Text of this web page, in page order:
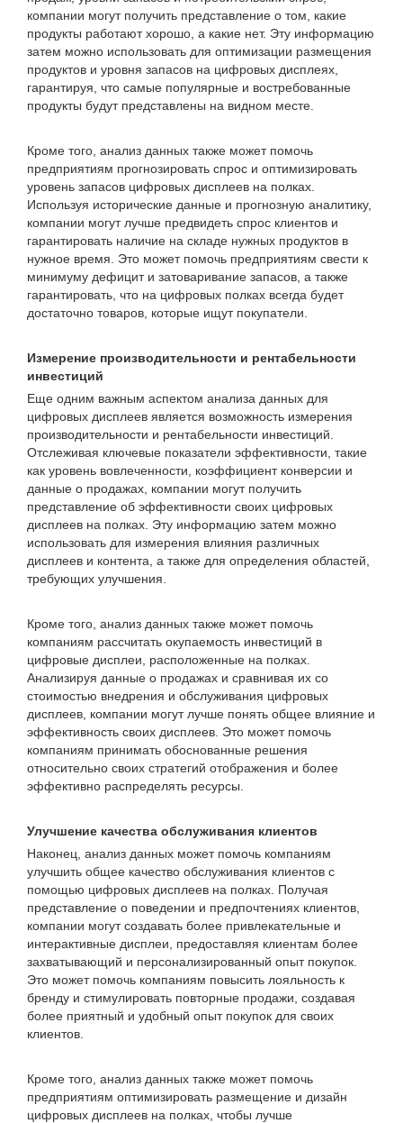
компании могут получить представление о том, какие
продукты работают хорошо, а какие нет. Эту информацию
затем можно использовать для оптимизации размещения
продуктов и уровня запасов на цифровых дисплеях,
гарантируя, что самые популярные и востребованные
продукты будут представлены на видном месте.
Кроме того, анализ данных также может помочь
предприятиям прогнозировать спрос и оптимизировать
уровень запасов цифровых дисплеев на полках.
Используя исторические данные и прогнозную аналитику,
компании могут лучше предвидеть спрос клиентов и
гарантировать наличие на складе нужных продуктов в
нужное время. Это может помочь предприятиям свести к
минимуму дефицит и затоваривание запасов, а также
гарантировать, что на цифровых полках всегда будет
достаточно товаров, которые ищут покупатели.
Измерение производительности и рентабельности
инвестиций
Еще одним важным аспектом анализа данных для
цифровых дисплеев является возможность измерения
производительности и рентабельности инвестиций.
Отслеживая ключевые показатели эффективности, такие
как уровень вовлеченности, коэффициент конверсии и
данные о продажах, компании могут получить
представление об эффективности своих цифровых
дисплеев на полках. Эту информацию затем можно
использовать для измерения влияния различных
дисплеев и контента, а также для определения областей,
требующих улучшения.
Кроме того, анализ данных также может помочь
компаниям рассчитать окупаемость инвестиций в
цифровые дисплеи, расположенные на полках.
Анализируя данные о продажах и сравнивая их со
стоимостью внедрения и обслуживания цифровых
дисплеев, компании могут лучше понять общее влияние и
эффективность своих дисплеев. Это может помочь
компаниям принимать обоснованные решения
относительно своих стратегий отображения и более
эффективно распределять ресурсы.
Улучшение качества обслуживания клиентов
Наконец, анализ данных может помочь компаниям
улучшить общее качество обслуживания клиентов с
помощью цифровых дисплеев на полках. Получая
представление о поведении и предпочтениях клиентов,
компании могут создавать более привлекательные и
интерактивные дисплеи, предоставляя клиентам более
захватывающий и персонализированный опыт покупок.
Это может помочь компаниям повысить лояльность к
бренду и стимулировать повторные продажи, создавая
более приятный и удобный опыт покупок для своих
клиентов.
Кроме того, анализ данных также может помочь
предприятиям оптимизировать размещение и дизайн
цифровых дисплеев на полках, чтобы лучше